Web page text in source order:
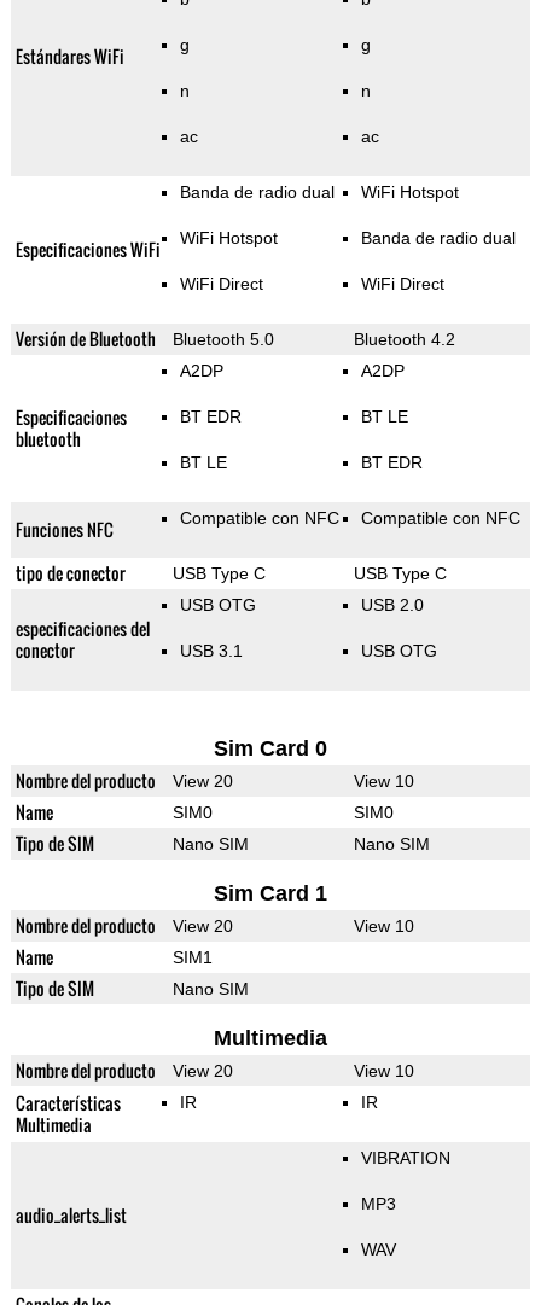
Estándares WiFi g
n
ac
g
n
ac
Especificaciones WiFi
Banda de radio dual
WiFi Hotspot
WiFi Direct
WiFi Hotspot
Banda de radio dual
WiFi Direct
Versión de Bluetooth Bluetooth 5.0 Bluetooth 4.2
Especificaciones
bluetooth
A2DP
BT EDR
BT LE
A2DP
BT LE
BT EDR
Funciones NFC Compatible con NFC Compatible con NFC
tipo de conector USB Type C USB Type C
especificaciones del
conector
USB OTG
USB 3.1
USB 2.0
USB OTG
Sim Card 0
Nombre del producto View 20 View 10
Name SIM0 SIM0
Tipo de SIM Nano SIM Nano SIM
Sim Card 1
Nombre del producto View 20 View 10
Name SIM1
Tipo de SIM Nano SIM
Multimedia
Nombre del producto View 20 View 10
Características
Multimedia
IR IR
audio_alerts_list
VIBRATION
MP3
WAV